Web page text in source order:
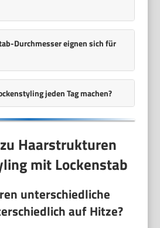
Durchmesser eignen sich für
jeden Tag machen?
Haarstrukturen
mit Lockenstab
unterschiedliche
auf Hitze?